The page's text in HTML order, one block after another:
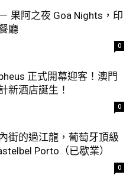
果阿之夜 Goa Nights，印
廳
0
正式開幕迎客！澳門
新酒店誕生！
0
街的過江龍，葡萄牙頂級
Porto（已歇業）
0